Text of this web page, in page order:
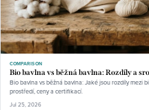
COMPARISON
Bio bavlna vs běžná bavlna: Rozdíly a
Bio bavlna vs běžná bavlna: Jaké jsou rozdíly mezi
prostředí, ceny a certifikací.
Jul 25, 2026